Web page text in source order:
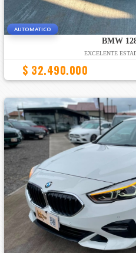
AUTOMATICO
BMW
EXCELENTE
$ 32.490.000